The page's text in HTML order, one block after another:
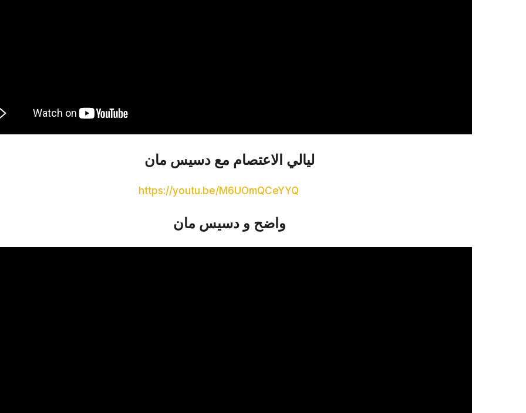
ليالي الاعتصام مع دسيس مان
https://youtu.be/M6UOmQCeYYQ
واضح و دسيس مان